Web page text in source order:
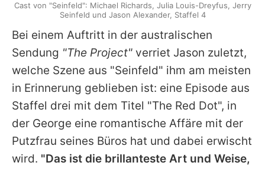
Bei einem Auftritt in der australischen
Sendung "The Project" verriet Jason zuletzt,
welche Szene aus "Seinfeld" ihm am meisten
in Erinnerung geblieben ist: eine Episode aus
Staffel drei mit dem Titel "The Red Dot", in
der George eine romantische Affäre mit der
Putzfrau seines Büros hat und dabei erwischt
wird. "Das ist die brillanteste Art und Weise,
Cast von "Seinfeld": Michael Richards, Julia Louis-Dreyfus, Jerry
Seinfeld und Jason Alexander, Staffel 4